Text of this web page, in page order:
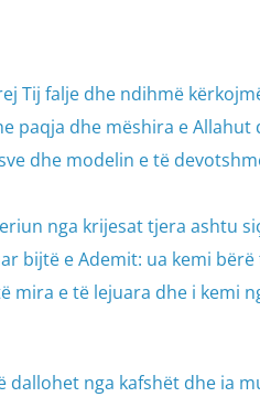
Tij falje dhe ndihmë
paqja dhe mëshira e Allahut
dhe modelin e të
nga krijesat tjera ashtu
bijtë e Ademit: ua kemi
mira e të lejuara dhe i kemi
dallohet nga kafshët dhe ia